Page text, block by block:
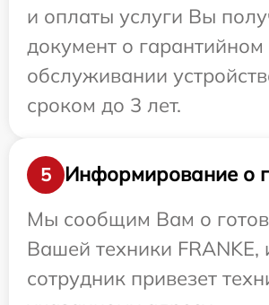
и оплаты услуги Вы
документ о гарантийном
обслуживании
сроком до 3 лет.
5
Информирование о
Мы сообщим Вам о
Вашей техники
сотрудник привезет